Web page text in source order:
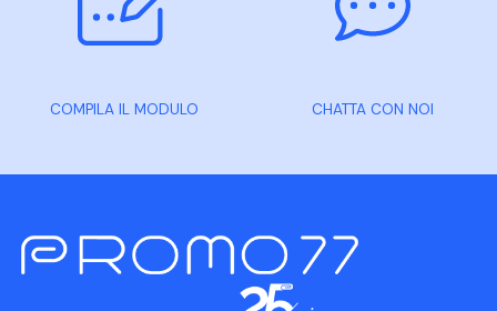
COMPILA IL MODULO CHATTA CON NOI